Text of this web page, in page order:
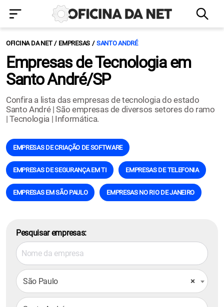
OFICINA DA NET EMPRESAS SANTO ANDRÉ
Empresas de Tecnologia em
Santo André/SP
Confira a lista das empresas de tecnologia do estado
Santo André | São empresas de diversos setores do ramo
| Tecnologia | Informática.
EMPRESAS DE CRIAÇÃO DE SOFTWARE
EMPRESAS DE SEGURANÇA EM TI EMPRESAS DE TELEFONIA
EMPRESAS EM SÃO PAULO EMPRESAS NO RIO DE JANEIRO
Pesquisar empresas:
×
São Paulo